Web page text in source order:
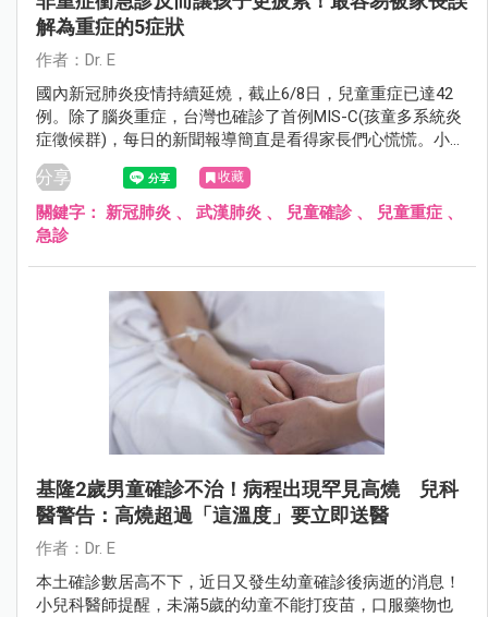
解為重症的5症狀
作者：Dr. E
國內新冠肺炎疫情持續延燒，截止6/8日，兒童重症已達42
例。除了腦炎重症，台灣也確診了首例MIS-C(孩童多系統炎
症徵候群)，每日的新聞報導簡直是看得家長們心慌慌。小兒
科醫師建議家長，在現今的時空背景下，確診者無法到診所
看診，或到急診室可能需要等待 1-2 小時，這時候家長就需
要學習如何正確評估孩子的生理狀況。以下小兒科醫師整理
了五個確診新冠肺炎後，家長常帶孩子衝急診但誤解成重症
分享 收藏
關鍵字： 新冠肺炎 、 武漢肺炎 、 兒童確診 、 兒童重症 、
急診
基隆2歲男童確診不治！病程出現罕見高燒 兒科
醫警告：高燒超過「這溫度」要立即送醫
作者：Dr. E
本土確診數居高不下，近日又發生幼童確診後病逝的消息！
小兒科醫師提醒，未滿5歲的幼童不能打疫苗，口服藥物也